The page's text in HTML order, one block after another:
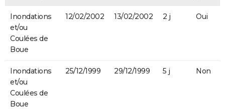
Inondations
et/ou
Coulées de
Boue
12/02/2002 13/02/2002 2 j Oui
Inondations
et/ou
Coulées de
Boue
25/12/1999 29/12/1999 5 j Non